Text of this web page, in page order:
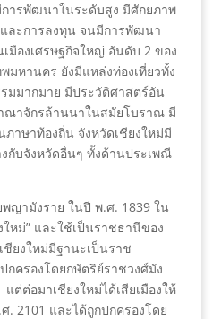
การพัฒนาในระดับสูง มีศักยภาพ
และการลงทุน จนมีการพัฒนา
เมืองเศรษฐกิจใหญ่ อันดับ 2 ของ
มหานคร ยังมีแหล่งท่องเที่ยวทั้ง
มากมาย มีประวัติศาสตร์อัน
ณาจักรล้านนาในสมัยโบราณ มี
ภาษาท้องถิ่น จังหวัดเชียงใหม่มี
กับจังหวัดอื่นๆ ทั้งด้านประเพณี
พญามังราย ในปี พ.ศ. 1839 ใน
หม่” และใช้เป็นราชธานีของ
ยงใหม่มีฐานะเป็นราช
ครองโดยกษัตริย์ราชวงศ์มัง
ต่ต่อมาเชียงใหม่ได้เสียเมืองให้
. 2101 และได้ถูกปกครองโดย